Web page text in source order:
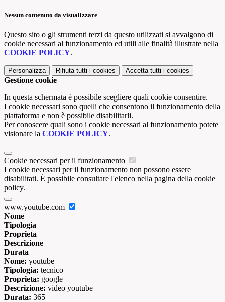
Nessun contenuto da visualizzare
Questo sito o gli strumenti terzi da questo utilizzati si avvalgono di
cookie necessari al funzionamento ed utili alle finalità illustrate nella
COOKIE POLICY.
Personalizza Rifiuta tutti i cookies Accetta tutti i cookies
Gestione cookie
In questa schermata è possibile scegliere quali cookie consentire.
I cookie necessari sono quelli che consentono il funzionamento della
piattaforma e non è possibile disabilitarli.
Per conoscere quali sono i cookie necessari al funzionamento potete
visionare la COOKIE POLICY.
Cookie necessari per il funzionamento
I cookie necessari per il funzionamento non possono essere
disabilitati. È possibile consultare l'elenco nella pagina della cookie
policy.
www.youtube.com
Nome
Tipologia
Proprieta
Descrizione
Durata
Nome: youtube
Tipologia: tecnico
Proprieta: google
Descrizione: video youtube
Durata: 365